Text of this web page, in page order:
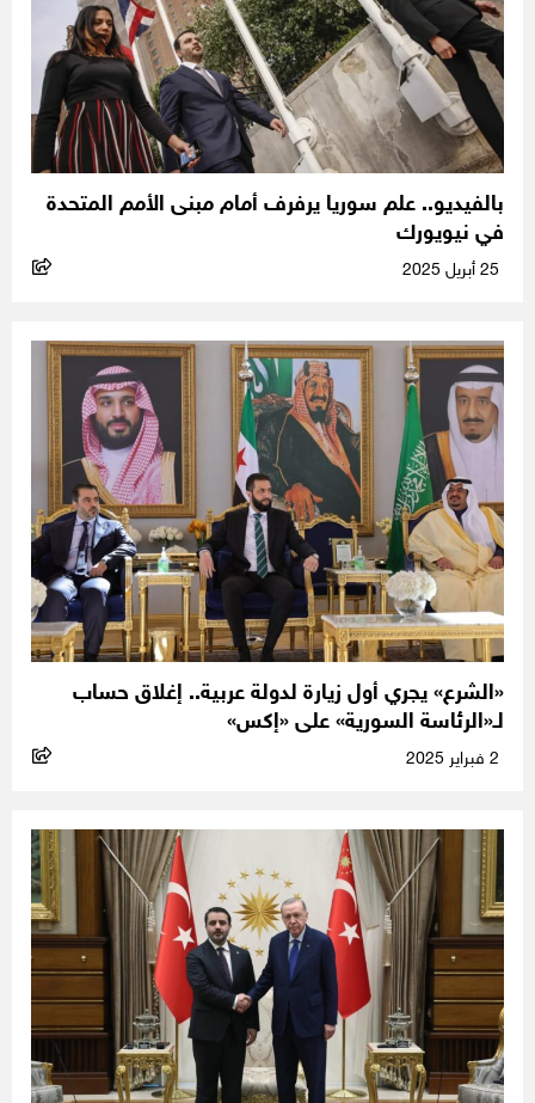
بالفيديو.. علم سوريا يرفرف أمام مبنى الأمم المتحدة
في نيويورك
«الشرع» يجري أول زيارة لدولة عربية.. إغلاق حساب
لـ«الرئاسة السورية» على «إكس»